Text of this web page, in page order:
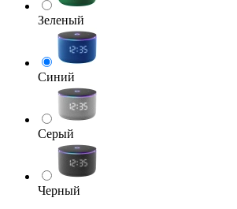
Зеленый
Синий
Серый
Черный